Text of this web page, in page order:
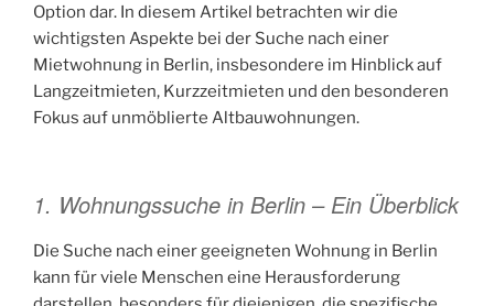
Option dar. In diesem Artikel betrachten wir die
wichtigsten Aspekte bei der Suche nach einer
Mietwohnung in Berlin, insbesondere im Hinblick auf
Langzeitmieten, Kurzzeitmieten und den besonderen
Fokus auf unmöblierte Altbauwohnungen.
1. Wohnungssuche in Berlin – Ein Überblick
Die Suche nach einer geeigneten Wohnung in Berlin
kann für viele Menschen eine Herausforderung